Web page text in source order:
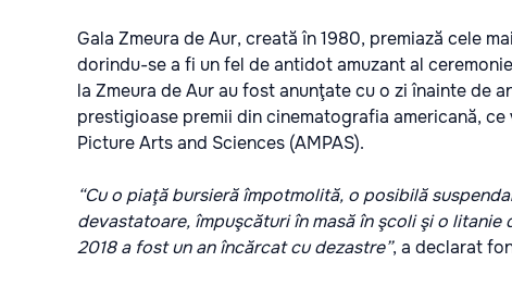
Gala Zmeura de Aur, creată în 1980, premiază cele
dorindu-se a fi un fel de antidot amuzant al
la Zmeura de Aur au fost anunţate cu o zi înainte de
prestigioase premii din cinematografia americană,
Picture Arts and Sciences (AMPAS).
“Cu o piaţă bursieră împotmolită, o posibilă
devastatoare, împuşcături în masă în şcoli şi o
2018 a fost un an încărcat cu dezastre”, a declarat